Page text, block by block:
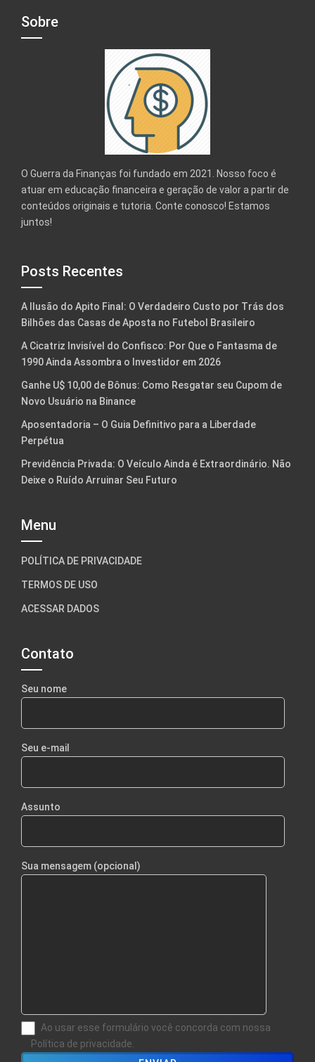
Sobre
O Guerra da Finanças foi fundado em 2021. Nosso foco é
atuar em educação financeira e geração de valor a partir de
conteúdos originais e tutoria. Conte conosco! Estamos
juntos!
Posts Recentes
A Ilusão do Apito Final: O Verdadeiro Custo por Trás dos
Bilhões das Casas de Aposta no Futebol Brasileiro
A Cicatriz Invisível do Confisco: Por Que o Fantasma de
1990 Ainda Assombra o Investidor em 2026
Ganhe U$ 10,00 de Bônus: Como Resgatar seu Cupom de
Novo Usuário na Binance
Aposentadoria – O Guia Definitivo para a Liberdade
Perpétua
Previdência Privada: O Veículo Ainda é Extraordinário. Não
Deixe o Ruído Arruinar Seu Futuro
Menu
POLÍTICA DE PRIVACIDADE
TERMOS DE USO
ACESSAR DADOS
Contato
Seu nome
Seu e-mail
Assunto
Sua mensagem (opcional)
Ao usar esse formulário você concorda com nossa
Política de privacidade.